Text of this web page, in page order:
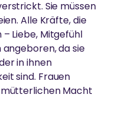
Sie müssen
Alle Kräfte, die
Liebe, Mitgefühl
angeboren, da sie
in ihnen
sind. Frauen
Macht